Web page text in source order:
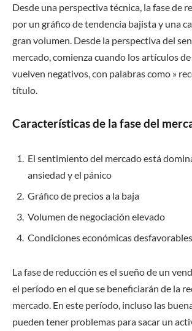
Desde una perspectiva técnica, la fase de
por un gráfico de tendencia bajista y una
gran volumen. Desde la perspectiva del
mercado, comienza cuando los artículos
vuelven negativos, con palabras como »
título.
Características de la fase del
El sentimiento del mercado está
ansiedad y el pánico
Gráfico de precios a la baja
Volumen de negociación elevado
Condiciones económicas desfavorables
La fase de reducción es el sueño de un
el período en el que se beneficiarán de la
mercado. En este período, incluso las
pueden tener problemas para sacar un